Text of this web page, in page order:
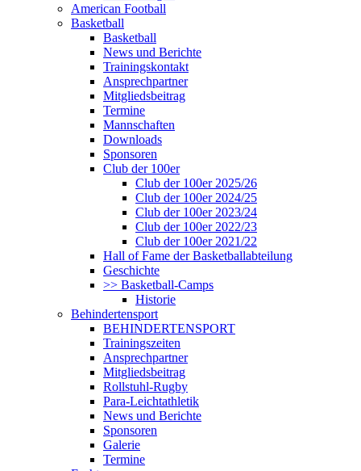
American Football
Basketball
Basketball
News und Berichte
Trainingskontakt
Ansprechpartner
Mitgliedsbeitrag
Termine
Mannschaften
Downloads
Sponsoren
Club der 100er
Club der 100er 2025/26
Club der 100er 2024/25
Club der 100er 2023/24
Club der 100er 2022/23
Club der 100er 2021/22
Hall of Fame der Basketballabteilung
Geschichte
>> Basketball-Camps
Historie
Behindertensport
BEHINDERTENSPORT
Trainingszeiten
Ansprechpartner
Mitgliedsbeitrag
Rollstuhl-Rugby
Para-Leichtathletik
News und Berichte
Sponsoren
Galerie
Termine